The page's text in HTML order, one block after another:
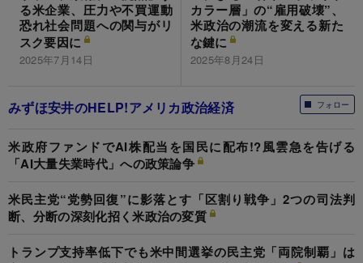
る米企業、圧力や不買運動
恐れ社会問題への関与がリ
スク要因に
2025年7月14日
カラー層」の“雇用破壊”、
米政治の潮流を変える新た
な鍵に
2025年8月24日
フォロー
みずほ安井のHELP!アメリカ政治経済
米政府ファンドでAI株配当を国民に配布!?風雲急を告げる
「AI大量失業時代」への政策論争
米民主党“党勢回復”に影落とす「区割り戦争」2つの司法判
断、分断の深刻化招く米政治の変質
トランプ支持率低下でも米中間選挙の民主党「両院制覇」は